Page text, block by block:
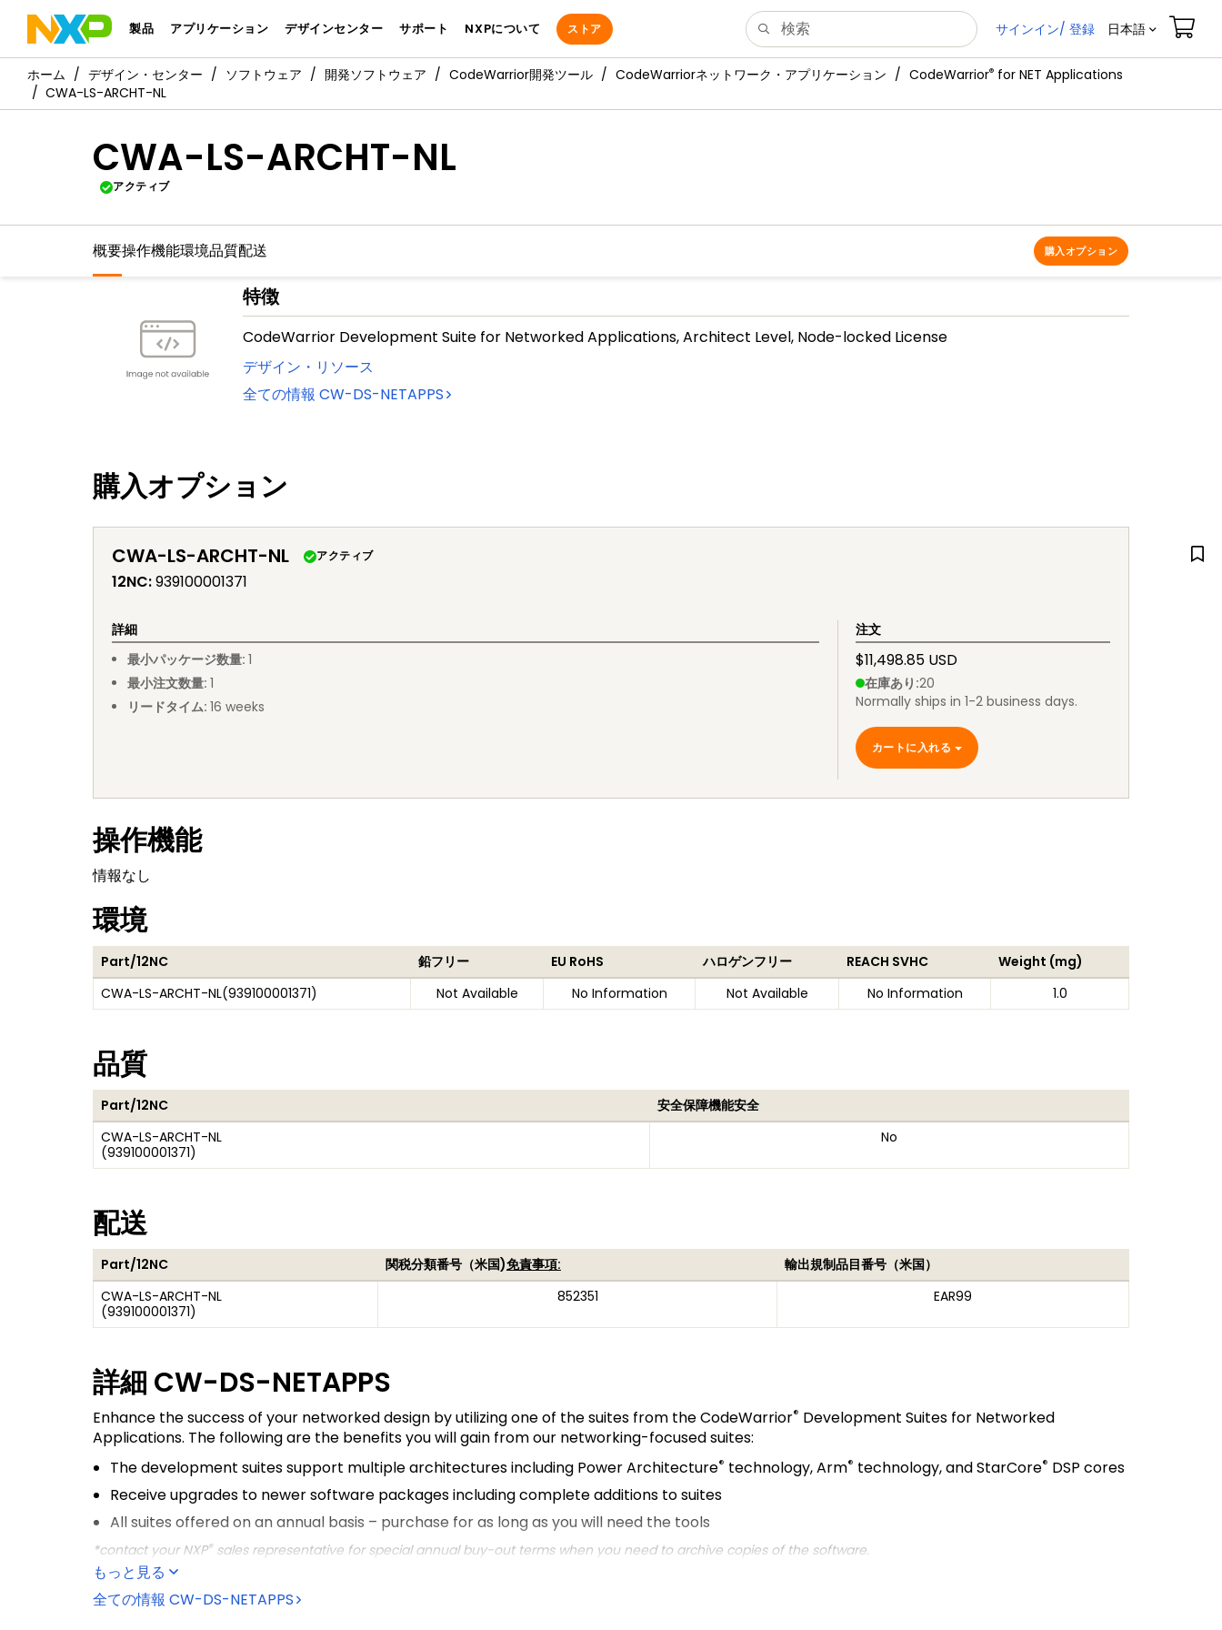
製品 アプリケーション デザインセンター サポート NXPについて ストア サインイン/ 登録 日本語
デザイン・センター ソフトウェア 開発ソフトウェア CodeWarrior開発ツール CodeWarriorネットワーク・アプリケーション CodeWarrior® for NET Applications
CWA-LS-ARCHT-NL
CWA-LS-ARCHT-NL
アクティブ
概要操作機能環境品質配送 購入オプション
特徴
CodeWarrior Development Suite for Networked Applications, Architect Level, Node-locked License
デザイン・リソース
全ての情報 CW-DS-NETAPPS
購入オプション
CWA-LS-ARCHT-NL アクティブ
12NC:939100001371
詳細
最小パッケージ数量: 1
最小注文数量: 1
リードタイム: 16 weeks
注文
$11,498.85 USD
在庫あり :20
Normally ships in 1-2 business days.
カートに入れる
操作機能
情報なし
環境
Part/12NC 鉛フリー EU RoHS ハロゲンフリー REACH SVHC
Weight (mg)
CWA-LS-ARCHT-NL(939100001371) Not Available No Information Not Available No Information 1.0
品質
Part/12NC
安全保障機能安全
CWA-LS-ARCHT-NL
(939100001371)
No
配送
Part/12NC 関税分類番号（米国)免責事項:
輸出規制品目番号（米国）
CWA-LS-ARCHT-NL
(939100001371)
852351 EAR99
詳細 CW-DS-NETAPPS
Enhance the success of your networked design by utilizing one of the suites from the CodeWarrior® Development Suites for Networked
Applications. The following are the benefits you will gain from our networking-focused suites:
The development suites support multiple architectures including Power Architecture® technology, Arm® technology, and StarCore® DSP cores
Receive upgrades to newer software packages including complete additions to suites
All suites offered on an annual basis – purchase for as long as you will need the tools
*contact your NXP®sales representative for special annual buy-out terms when you need to archive copies of the software.
We created the differing suites to address different roles within our customer's companies including software developers (developer suite),
board bring-up experts (specialist suite) and network architects (architect suite).
もっと見る
全ての情報 CW-DS-NETAPPS